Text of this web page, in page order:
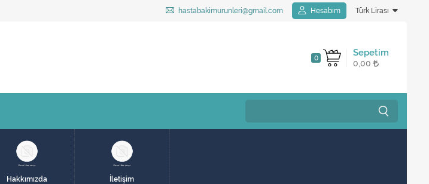
hastabakimurunleri@gmail.com Hesabım Türk Lirası
Sepetim
0
0,00
Hakkımızda İletişim